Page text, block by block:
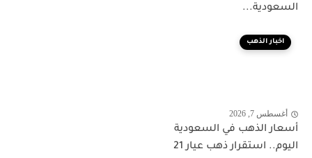
السعودية...
اخبار الذهب
أغسطس 7, 2026
أسعار الذهب في السعودية
اليوم.. استقرار ذهب عيار 21